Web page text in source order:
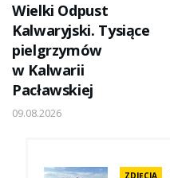
Wielki Odpust
Kalwaryjski. Tysiące
pielgrzymów
w Kalwarii
Pacławskiej
09.08.2026
ZDJĘCIA